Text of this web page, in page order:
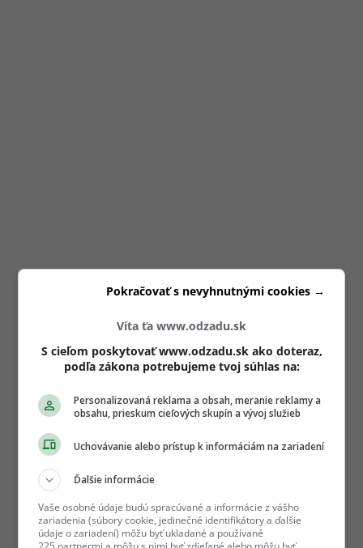
Víta ťa www.odzadu.sk
S cieľom poskytovať www.odzadu.sk ako doteraz,
podľa zákona potrebujeme tvoj súhlas na:
Personalizovaná reklama a obsah, meranie reklamy a
obsahu, prieskum cieľových skupín a vývoj služieb
Uchovávanie alebo prístup k informáciám na zariadení
Ďalšie informácie
Vaše osobné údaje budú spracúvané a informácie z vášho
zariadenia (súbory cookie, jedinečné identifikátory a ďalšie
údaje o zariadení) môžu byť ukladané a používané
Pokračovať s nevyhnutnými cookies →